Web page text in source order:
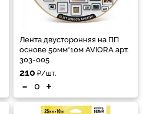
Лента двусторонняя на ПП
основе 50мм*10м AVIORA арт.
303-005
210 ₽/шт.
- +